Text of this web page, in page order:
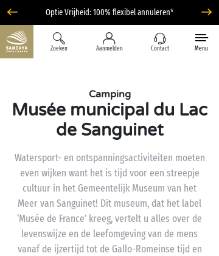
Optie Vrijheid: 100% flexibel annuleren*
Zoeken Aanmelden Contact Menu
Camping
Musée municipal du Lac
de Sanguinet
Watersport- en ontspanningsactiviteiten moeten
even wijken want het is tijd voor een streepje
cultuur in het Gemeentelijk Museum van het
Meer van Sanguinet! Dit museum, dat het label
‘Musée de France’ kreeg, vertelt u alles over de
levenswijze en de leefomgeving van de mens
vanaf de ijzertijd tot de Gallo-Romeinse tijd en